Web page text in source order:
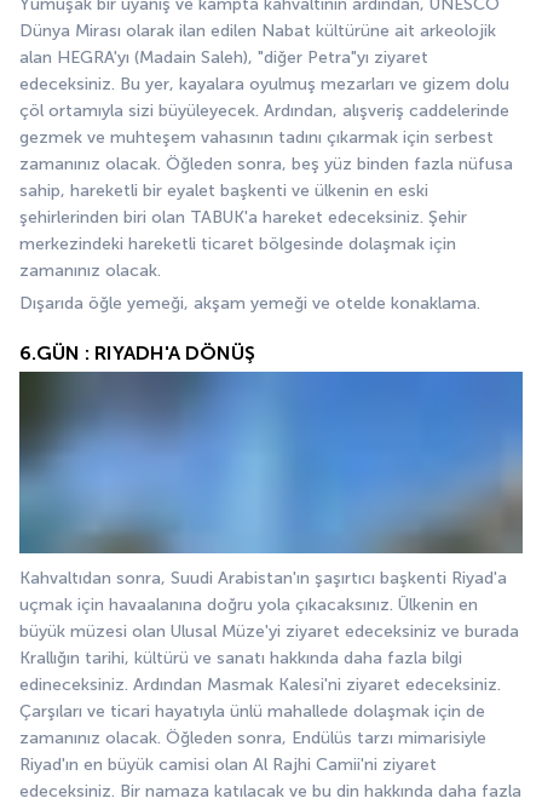
Yumuşak bir uyanış ve kampta kahvaltının ardından, UNESCO
Dünya Mirası olarak ilan edilen Nabat kültürüne ait arkeolojik
alan HEGRA'yı (Madain Saleh), "diğer Petra"yı ziyaret
edeceksiniz. Bu yer, kayalara oyulmuş mezarları ve gizem dolu
çöl ortamıyla sizi büyüleyecek. Ardından, alışveriş caddelerinde
gezmek ve muhteşem vahasının tadını çıkarmak için serbest
zamanınız olacak. Öğleden sonra, beş yüz binden fazla nüfusa
sahip, hareketli bir eyalet başkenti ve ülkenin en eski
şehirlerinden biri olan TABUK'a hareket edeceksiniz. Şehir
merkezindeki hareketli ticaret bölgesinde dolaşmak için
zamanınız olacak.
Dışarıda öğle yemeği, akşam yemeği ve otelde konaklama.
6.GÜN : RIYADH'A DÖNÜŞ
Kahvaltıdan sonra, Suudi Arabistan'ın şaşırtıcı başkenti Riyad'a
uçmak için havaalanına doğru yola çıkacaksınız. Ülkenin en
büyük müzesi olan Ulusal Müze'yi ziyaret edeceksiniz ve burada
Krallığın tarihi, kültürü ve sanatı hakkında daha fazla bilgi
edineceksiniz. Ardından Masmak Kalesi'ni ziyaret edeceksiniz.
Çarşıları ve ticari hayatıyla ünlü mahallede dolaşmak için de
zamanınız olacak. Öğleden sonra, Endülüs tarzı mimarisiyle
Riyad'ın en büyük camisi olan Al Rajhi Camii'ni ziyaret
edeceksiniz. Bir namaza katılacak ve bu din hakkında daha fazla